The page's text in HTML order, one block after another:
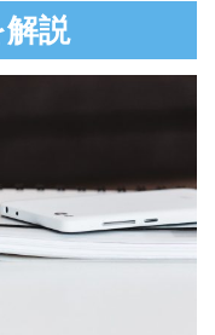
説